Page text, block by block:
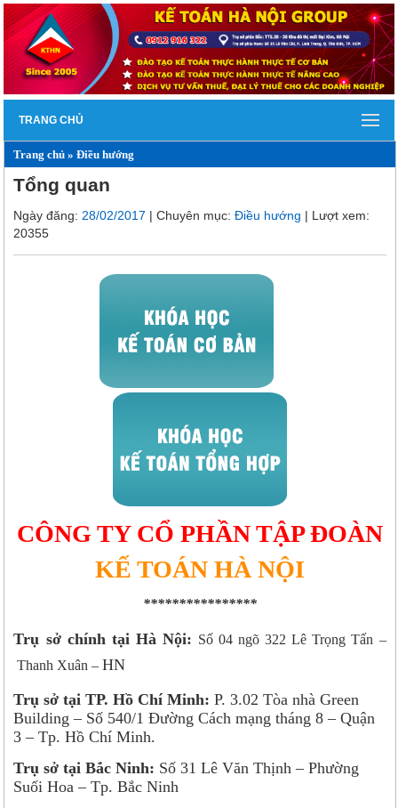
TRANG CHỦ
Trang chủ »Điều hướng
Tổng quan
Ngày đăng: 28/02/2017 | Chuyên mục:Điều hướng | Lượt xem:
20355
CÔNG TY CỔ PHẦN TẬP ĐOÀN
KẾ TOÁN HÀ NỘI
****************
Trụ sở chính tại Hà Nội: Số 04 ngõ 322 Lê Trọng Tấn –
Thanh Xuân –HN
Trụ sở tại TP. Hồ Chí Minh: P. 3.02 Tòa nhà Green
Building – Số 540/1 Đường Cách mạng tháng 8 – Quận
3 – Tp. Hồ Chí Minh.
Trụ sở tại Bắc Ninh: Số 31 Lê Văn Thịnh – Phường
Suối Hoa – Tp. Bắc Ninh